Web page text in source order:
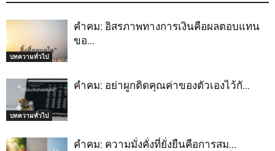
บทความทั่วไป
คำคม: อิสรภาพทางการเงินคือผลตอบแทน
ขอ…
บทความทั่วไป
คำคม: อย่าผูกติดคุณค่าของตัวเองไว้กั…
คำคม: ความมั่งคั่งที่ยั่งยืนคือการสม…